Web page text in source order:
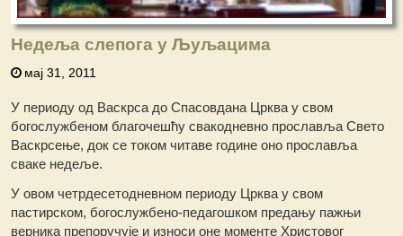
Недеља слепога у Љуљацима
мај 31, 2011
У периоду од Васкрса до Спасовдана Црква у свом
богослужбеном благочешћу свакодневно прославља Свето
Васкрсење, док се током читаве године оно прославља
сваке недеље.
У овом четрдесетодневном периоду Црква у свом
пастирском, богослужбено-педагошком предању пажњи
верника препоручује и износи оне моменте Христовог